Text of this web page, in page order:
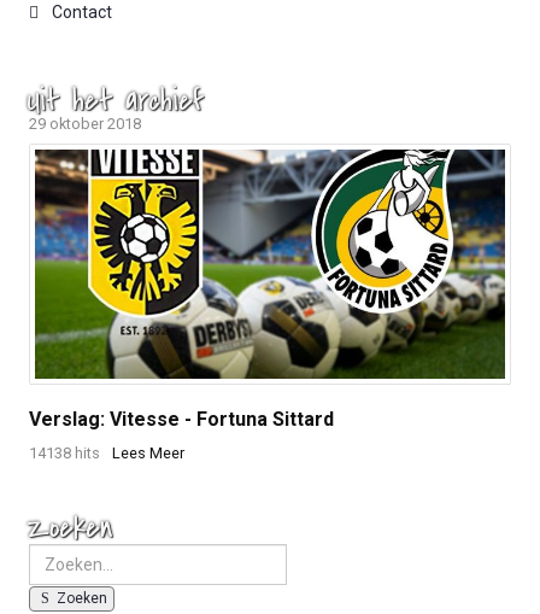
Contact
Uit het archief
29 oktober 2018
Verslag: Vitesse - Fortuna Sittard
14138 hits Lees Meer
Zoeken
Zoeken